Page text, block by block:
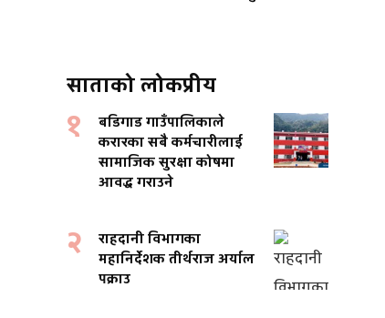
साताको लोकप्रीय
१
बडिगाड गाउँपालिकाले
करारका सबै कर्मचारीलाई
सामाजिक सुरक्षा कोषमा
आवद्ध गराउने
२
राहदानी विभागका
महानिर्देशक तीर्थराज अर्याल
पक्राउ